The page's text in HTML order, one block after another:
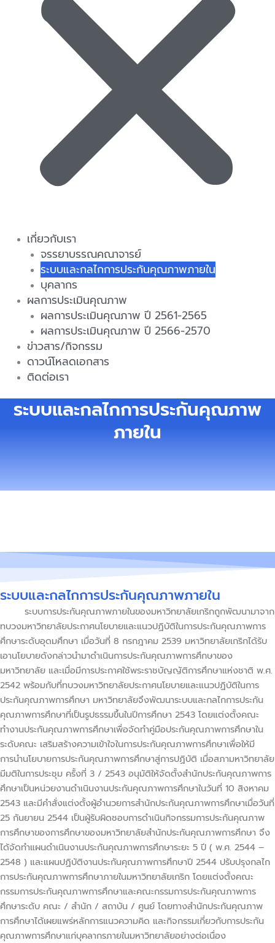
เกี่ยวกับเรา
จรรยาบรรณคณาจารย์
ระบบและกลไกการประกันคุณภาพภายใน
บุคลากร
ผลการประเมินคุณภาพ
ผลการประเมินคุณภาพ ปี 2561-2565
ผลการประเมินคุณภาพ ปี 2566-2570
ข่าวสาร/กิจกรรม
ดาวน์โหลดเอกสาร
ติดต่อเรา
ระบบและกลไกการประกันคุณภาพ
ภายใน
ระบบและกลไกการประกันคุณภาพภายใน
ระบบการประกันคุณภาพภายในของมหาวิทยาลัยเกริกถูกพัฒนามาจาก
ทบวงมหาวิทยาลัยประกาศนโยบายและแนวปฏิบัติในการประกันคุณภาพการ
ศึกษาระดับอุดมศึกษา เมื่อวันที่ 8 กรกฎาคม 2539 มหาวิทยาลัยเกริกได้รับ
เอานโยบายดังกล่าวนำมาดำเนินการประกันคุณภาพการศึกษาของ
มหาวิทยาลัย และเมื่อมีการประกาศใช้พระราชบัญญัติการศึกษาแห่งชาติ พ.ศ.
2542 พร้อมกับที่ทบวงมหาวิทยาลัยประกาศนโยบายและแนวปฏิบัติในการ
ประกันคุณภาพการศึกษา มหาวิทยาลัยจึงพัฒนาระบบและกลไกการประกัน
คุณภาพการศึกษาที่เป็นรูปธรรมขึ้นในปีการศึกษา 2543 โดยแต่งตั้งคณะ
ทำงานประกันคุณภาพการศึกษาเพื่อจัดทำคู่มือประกันคุณภาพการศึกษาใน
ระดับคณะ เสริมสร้างความเข้าใจในการประกันคุณภาพการศึกษาเพื่อให้มี
การนำนโยบายการประกันคุณภาพการศึกษาสู่การปฏิบัติ เมื่อสภามหาวิทยาลัย
มีมติในการประชุม ครั้งที่ 3 / 2543 อนุมัติให้จัดตั้งสำนักประกันคุณภาพการ
ศึกษาเป็นหน่วยงานดำเนินงานประกันคุณภาพการศึกษาในวันที่ 10 สิงหาคม
2543 และมีคำสั่งแต่งตั้งผู้อำนวยการสำนักประกันคุณภาพการศึกษาเมื่อวันที่
25 กันยายน 2544 เป็นผู้รับผิดชอบการดำเนินกิจกรรมการประกันคุณภาพ
การศึกษาของการศึกษาของมหาวิทยาลัยสำนักประกันคุณภาพการศึกษา จึง
ได้จัดทำแผนดำเนินงานประกันคุณภาพการศึกษาระยะ 5 ปี ( พ.ศ. 2544 –
2548 ) และแผนปฏิบัติงานประกันคุณภาพการศึกษาปี 2544 ปรับปรุงกลไก
การประกันคุณภาพการศึกษาภายในมหาวิทยาลัยเกริก โดยแต่งตั้งคณะ
กรรมการประกันคุณภาพการศึกษาและคณะกรรมการประกันคุณภาพการ
ศึกษาระดับ คณะ / สำนัก / สถาบัน / ศูนย์ โดยทางสำนักประกันคุณภาพ
การศึกษาได้เผยแพร่หลักการแนวความคิด และกิจกรรมเกี่ยวกับการประกัน
คุณภาพการศึกษาแก่บุคลากรภายในมหาวิทยาลัยอย่างต่อเนื่อง